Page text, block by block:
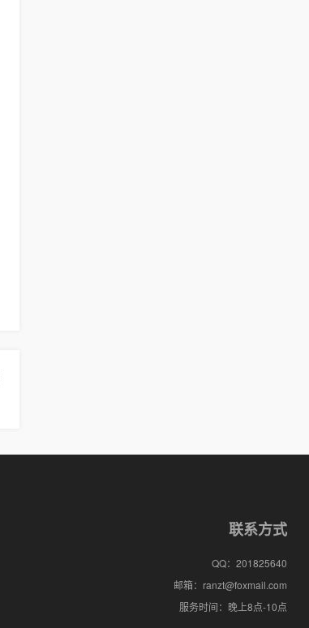
联系方式
QQ： 201825640
邮箱： ranzt@foxmail.com
服务时间： 晚上8点-10点